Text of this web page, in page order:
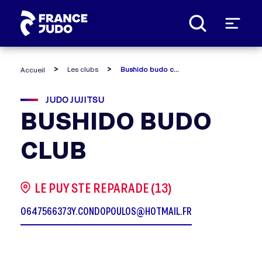
Accueil Les clubs
JUDO JUJITSU
BUSHIDO BUDO
CLUB
LE PUY STE REPARADE (13)
0647566373Y.CONDOPOULOS@HOTMAIL.FR